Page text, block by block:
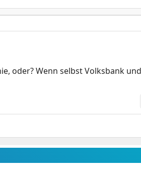
oder? Wenn selbst Volksbank und